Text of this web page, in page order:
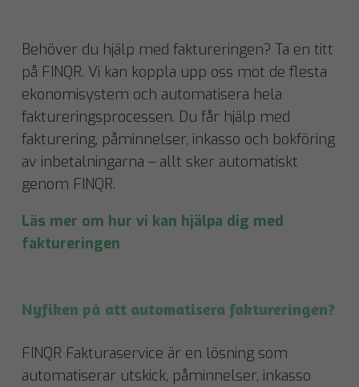
Behöver du hjälp med faktureringen? Ta en titt
på FINQR. Vi kan koppla upp oss mot de flesta
ekonomisystem och automatisera hela
faktureringsprocessen. Du får hjälp med
fakturering, påminnelser, inkasso och bokföring
av inbetalningarna – allt sker automatiskt
genom FINQR.
Läs mer om hur vi kan hjälpa dig med
faktureringen
Nyfiken på att automatisera faktureringen?
FINQR Fakturaservice är en lösning som
automatiserar utskick, påminnelser, inkasso